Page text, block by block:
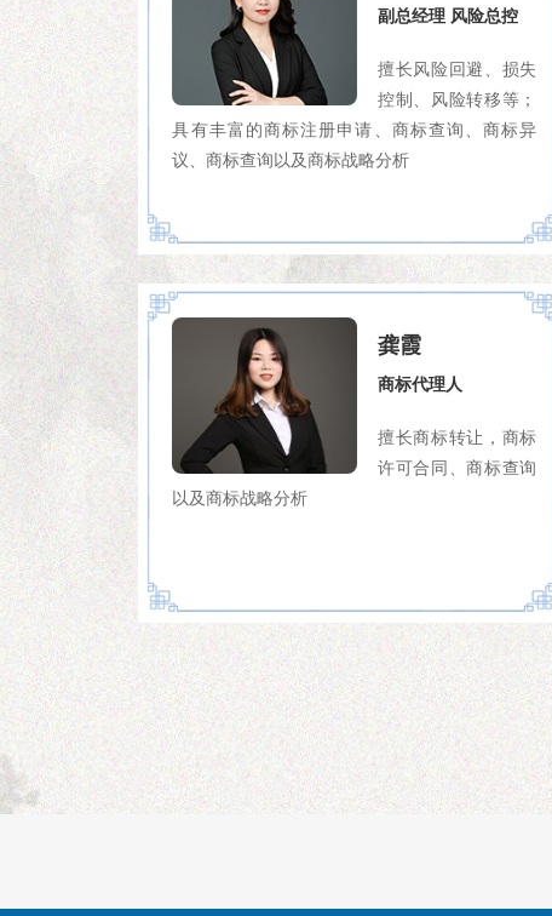
副总经理 风险总控
擅长风险回避、损失
控制、风险转移等；
具有丰富的商标注册申请、商标查询、商标异
议、商标查询以及商标战略分析
龚霞
商标代理人
擅长商标转让，商标
许可合同、商标查询
以及商标战略分析